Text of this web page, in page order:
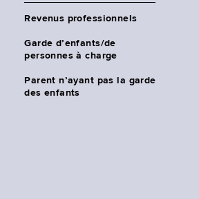
Revenus professionnels
Garde d’enfants/de
personnes à charge
Parent n’ayant pas la garde
des enfants